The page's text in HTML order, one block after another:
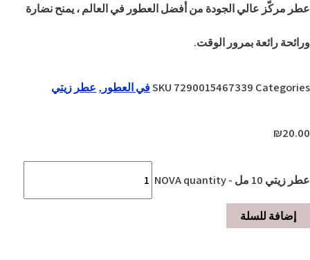
عطر مركّز عالي الجودة من أفضل العطور في العالم ، يمنح نضارة
ورائحة رائعة بمرور الوقت.
SKU 7290015467339 Categories في العطور, عطر زيتي
₪20.00
عطر زيتي 10 مل - NOVA quantity
إضافة للسلة